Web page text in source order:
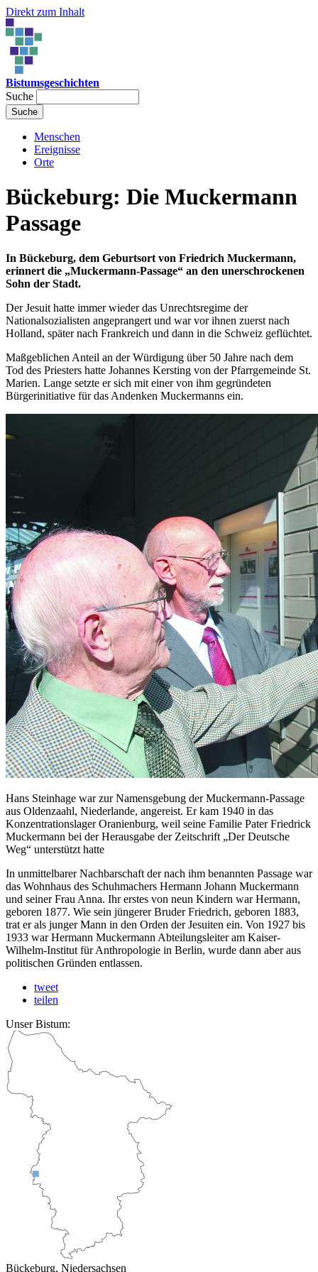
Direkt zum Inhalt
Bistumsgeschichten
Suche
Menschen
Ereignisse
Orte
Bückeburg: Die Muckermann
Passage
In Bückeburg, dem Geburtsort von Friedrich Muckermann,
erinnert die „Muckermann-Passage“ an den unerschrockenen
Sohn der Stadt.
Der Jesuit hatte immer wieder das Unrechtsregime der
Nationalsozialisten angeprangert und war vor ihnen zuerst nach
Holland, später nach Frankreich und dann in die Schweiz geflüchtet.
Maßgeblichen Anteil an der Würdigung über 50 Jahre nach dem
Tod des Priesters hatte Johannes Kersting von der Pfarrgemeinde St.
Marien. Lange setzte er sich mit einer von ihm gegründeten
Bürgerinitiative für das Andenken Muckermanns ein.
Hans Steinhage war zur Namensgebung der Muckermann-Passage
aus Oldenzaahl, Niederlande, angereist. Er kam 1940 in das
Konzentrationslager Oranienburg, weil seine Familie Pater Friedrick
Muckermann bei der Herausgabe der Zeitschrift „Der Deutsche
Weg“ unterstützt hatte
In unmittelbarer Nachbarschaft der nach ihm benannten Passage war
das Wohnhaus des Schuhmachers Hermann Johann Muckermann
und seiner Frau Anna. Ihr erstes von neun Kindern war Hermann,
geboren 1877. Wie sein jüngerer Bruder Friedrich, geboren 1883,
trat er als junger Mann in den Orden der Jesuiten ein. Von 1927 bis
1933 war Hermann Muckermann Abteilungsleiter am Kaiser-
Wilhelm-Institut für Anthropologie in Berlin, wurde dann aber aus
politischen Gründen entlassen.
tweet
teilen
Unser Bistum:
Bückeburg, Niedersachsen